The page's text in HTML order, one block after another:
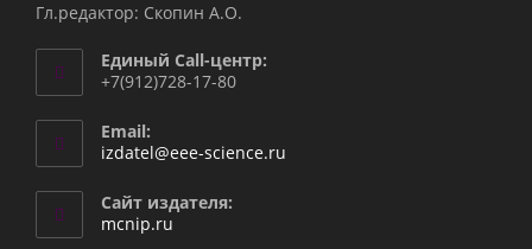
Гл.редактор: Скопин А.О.
Единый Call-центр:
+7(912)728-17-80
Email:
izdatel@eee-science.ru
Сайт издателя:
mcnip.ru